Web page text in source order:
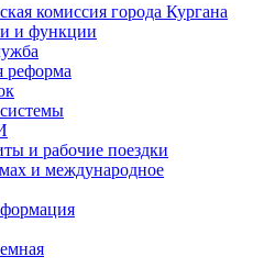
комиссия города Кургана
и функции
реформа
и рабочие поездки
и международное